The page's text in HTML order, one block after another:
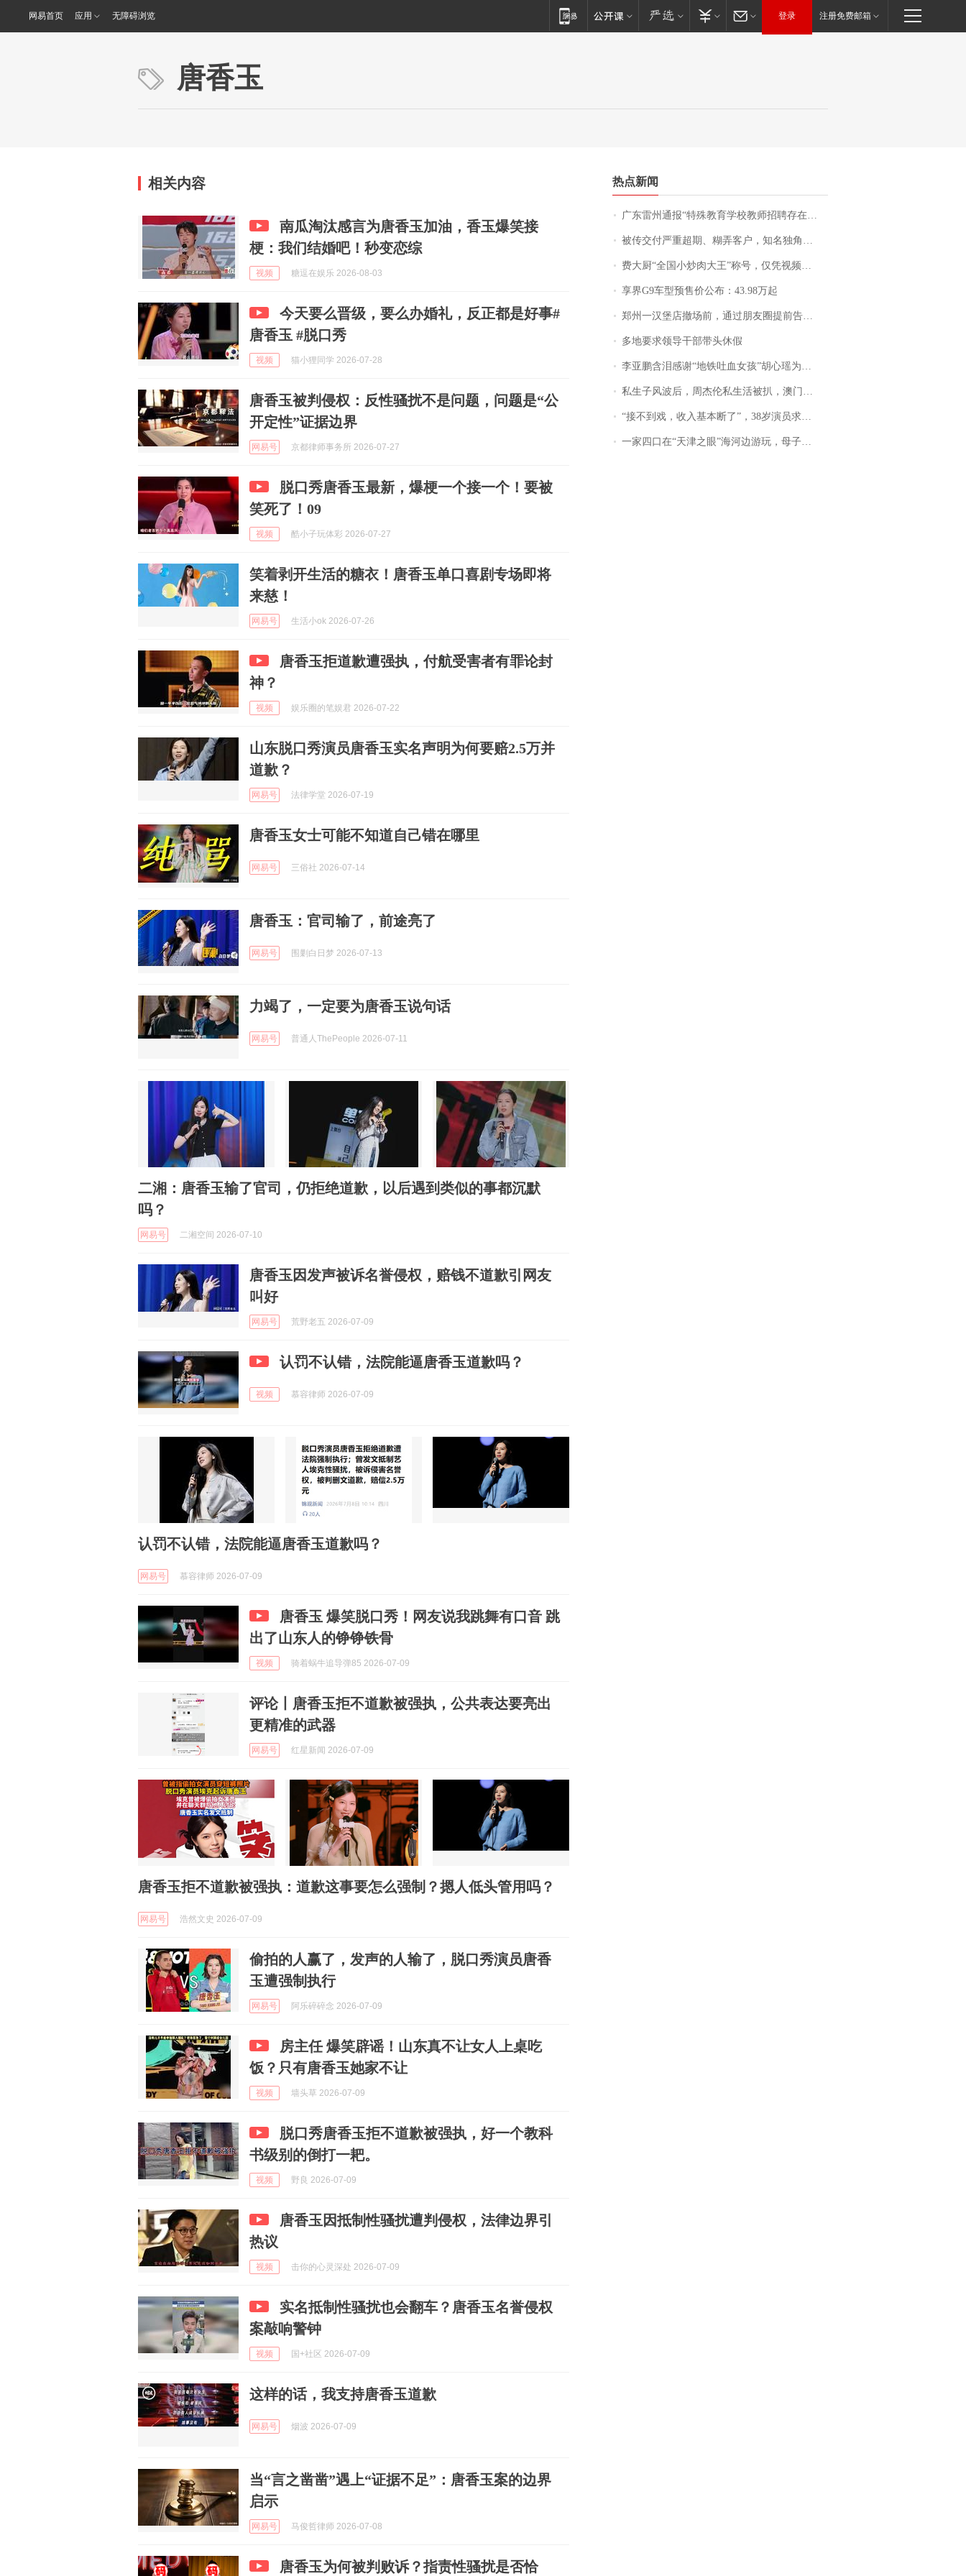
网易首页 应用 无障碍浏览 登录 注册免费邮箱
唐香玉
相关内容
南瓜淘汰感言为唐香玉加油，香玉爆笑接
梗：我们结婚吧！秒变恋综
视频 糖逗在娱乐 2026-08-03
今天要么晋级，要么办婚礼，反正都是好事#
唐香玉 #脱口秀
视频 猫小狸同学 2026-07-28
唐香玉被判侵权：反性骚扰不是问题，问题是“公
开定性”证据边界
网易号 京都律师事务所 2026-07-27
脱口秀唐香玉最新，爆梗一个接一个！要被
笑死了！09
视频 酷小子玩体彩 2026-07-27
笑着剥开生活的糖衣！唐香玉单口喜剧专场即将
来慈！
网易号 生活小ok 2026-07-26
唐香玉拒道歉遭强执，付航受害者有罪论封
神？
视频 娱乐圈的笔娱君 2026-07-22
山东脱口秀演员唐香玉实名声明为何要赔2.5万并
道歉？
网易号 法律学堂 2026-07-19
唐香玉女士可能不知道自己错在哪里
网易号 三俗社 2026-07-14
唐香玉：官司输了，前途亮了
网易号 围剿白日梦 2026-07-13
力竭了，一定要为唐香玉说句话
网易号 普通人ThePeople 2026-07-11
二湘：唐香玉输了官司，仍拒绝道歉，以后遇到类似的事都沉默
吗？
网易号 二湘空间 2026-07-10
唐香玉因发声被诉名誉侵权，赔钱不道歉引网友
叫好
网易号 荒野老五 2026-07-09
认罚不认错，法院能逼唐香玉道歉吗？
视频 慕容律师 2026-07-09
认罚不认错，法院能逼唐香玉道歉吗？
网易号 慕容律师 2026-07-09
唐香玉 爆笑脱口秀！网友说我跳舞有口音 跳
出了山东人的铮铮铁骨
视频 骑着蜗牛追导弹85 2026-07-09
评论丨唐香玉拒不道歉被强执，公共表达要亮出
更精准的武器
网易号 红星新闻 2026-07-09
唐香玉拒不道歉被强执：道歉这事要怎么强制？摁人低头管用吗？
网易号 浩然文史 2026-07-09
偷拍的人赢了，发声的人输了，脱口秀演员唐香
玉遭强制执行
网易号 阿乐碎碎念 2026-07-09
房主任 爆笑辟谣！山东真不让女人上桌吃
饭？只有唐香玉她家不让
视频 墙头草 2026-07-09
脱口秀唐香玉拒不道歉被强执，好一个教科
书级别的倒打一耙。
视频 野良 2026-07-09
唐香玉因抵制性骚扰遭判侵权，法律边界引
热议
视频 击你的心灵深处 2026-07-09
实名抵制性骚扰也会翻车？唐香玉名誉侵权
案敲响警钟
视频 国+社区 2026-07-09
这样的话，我支持唐香玉道歉
网易号 烟波 2026-07-09
当“言之凿凿”遇上“证据不足”：唐香玉案的边界
启示
网易号 马俊哲律师 2026-07-08
唐香玉为何被判败诉？指责性骚扰是否恰
热点新闻
广东雷州通报“特殊教育学校教师招聘存在违规行为”：已启动问责程序 副校长被停职
被传交付严重超期、糊弄客户，知名独角兽车企创始人回应：都没证据，将依法采取措施，“本人长期与美国交管局保持沟通，对方表示肯定”
费大厨“全国小炒肉大王”称号，仅凭视频评出？中国烹饪协会回应
享界G9车型预售价公布：43.98万起
郑州一汉堡店撤场前，通过朋友圈提前告知逐一退费，有顾客仅剩1元也全被退回，分文不少；顾客：言而有信，让人感动
多地要求领导干部带头休假
李亚鹏含泪感谢“地铁吐血女孩”胡心瑶为嫣然天使捐99999元：这份捐赠太沉重，尊重其捐赠意愿，个人向胡心瑶和她的病友之家各捐赠99999元
私生子风波后，周杰伦私生活被扒，澳门输10亿传闻早已经水落石出
“接不到戏，收入基本断了”，38岁演员求职景区NPC：工作量断崖式下跌，留给我试错的时间不多了
一家四口在“天津之眼”海河边游玩，母子俩不幸溺亡